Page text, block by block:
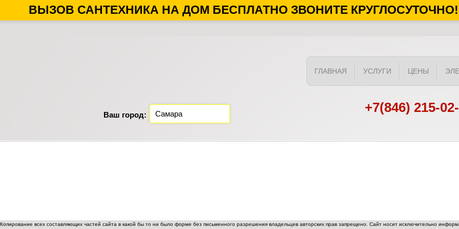
ВЫЗОВ САНТЕХНИКА НА ДОМ БЕСПЛАТНО ЗВОНИТЕ КРУГЛОСУТОЧНО!
Ваш город:
ГЛАВНАЯ УСЛУГИ ЦЕНЫ
+7(846) 215-
Копирование всех составляющих частей сайта в какой бы то ни было форме без письменного разрешения владельцев авторских прав запрещено. Сайт носит исключительно